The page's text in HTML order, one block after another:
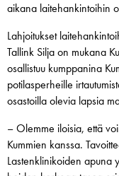
aikana laitehankintoihin
Lahjoitukset
Tallink Silja on mukana
osallistuu kumppanina
potilasperheille
osastoilla olevia lapsia
– Olemme iloisia, että
Kummien kanssa.
Lastenklinikoiden apuna